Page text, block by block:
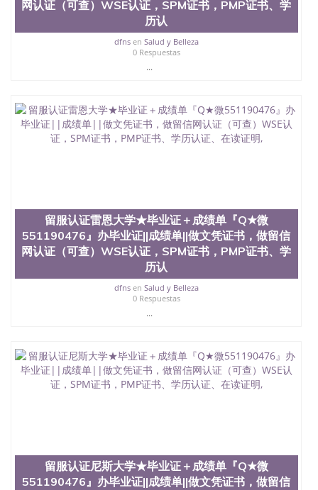
格QQ微信551190476国外编号查询QQ微信551190476
办理国外文凭要交定金吗QQ微信551190476办国外可
查文凭QQ微信551190476网上购买真文凭可信吗QQ
微信551190476学士学位证书查询机构QQ微信
551190476 国外资格证书办理QQ微信551190476如何
办理学历认证QQ微信551190476海外文凭认证办理
年，简称SJSU，是加州历史悠久的大学之一，也是美
西地区的公立大学之一。位于圣何塞市San Jose中
心，占地154公顷。它是一所位于加利福尼亚州的著
位、声誉、实习机会和影响力的高等教育机构，并获
誉为美国本科教育质量的核心代表。其计算机系与会
计系更是在当今美国大学教学排名中表现优异。其毕
业生大多可以在其所处地域的世界硅谷中心得到工作
机会。许多硅谷公司甚至在学生大三和大四的学期提
供许多相应科系的实习机会。无论是加州大学系统
(UC)，还是加州州立大学系统(CSU), 圣何塞州立大学
都占据着加州所有大学中的地理位置。 圣何塞州立大
134种学士学科和65个硕士学科，并有来自世界60余
国的学生来此就读。其有名的科系如计算机科学，电
子工程学，工商管理学，艺术设计，和航空学等，深
品部做成品； 6、成品做好拍照或者视频确认再付余
款； 7、快递给客户（国内顺丰，国外DHL）。 三、
网认证（可查）WSE认证，SPM证书，PMP证书、学
历认
dfnsen Salud y Belleza
0 Respuestas
...
留服认证雷恩大学★毕业证＋成绩单『Q★微
551190476』办毕业证||成绩单||做文凭证书，做留信
网认证（可查）WSE认证，SPM证书，PMP证书、学
历认
dfnsen Salud y Belleza
0 Respuestas
...
留服认证尼斯大学★毕业证＋成绩单『Q★微
551190476』办毕业证||成绩单||做文凭证书，做留信